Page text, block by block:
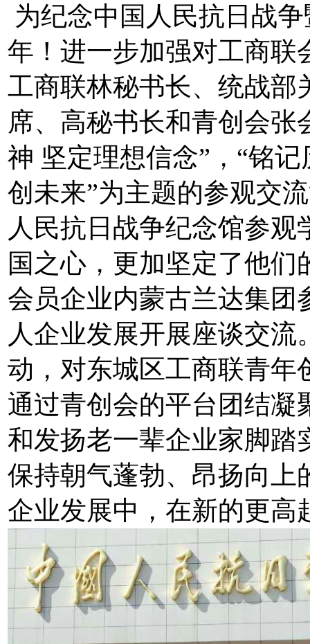
为纪念中国人民抗日战
年！进一步加强对工商联
工商联林秘书长、统战部
席、高秘书长和青创会张
神 坚定理想信念”，“铭
创未来”为主题的参观交
人民抗日战争纪念馆参
国之心，更加坚定了他
会员企业内蒙古兰达集团
人企业发展开展座谈交
动，对东城区工商联青年
通过青创会的平台团结凝
和发扬老一辈企业家脚踏
保持朝气蓬勃、昂扬向上
企业发展中，在新的更